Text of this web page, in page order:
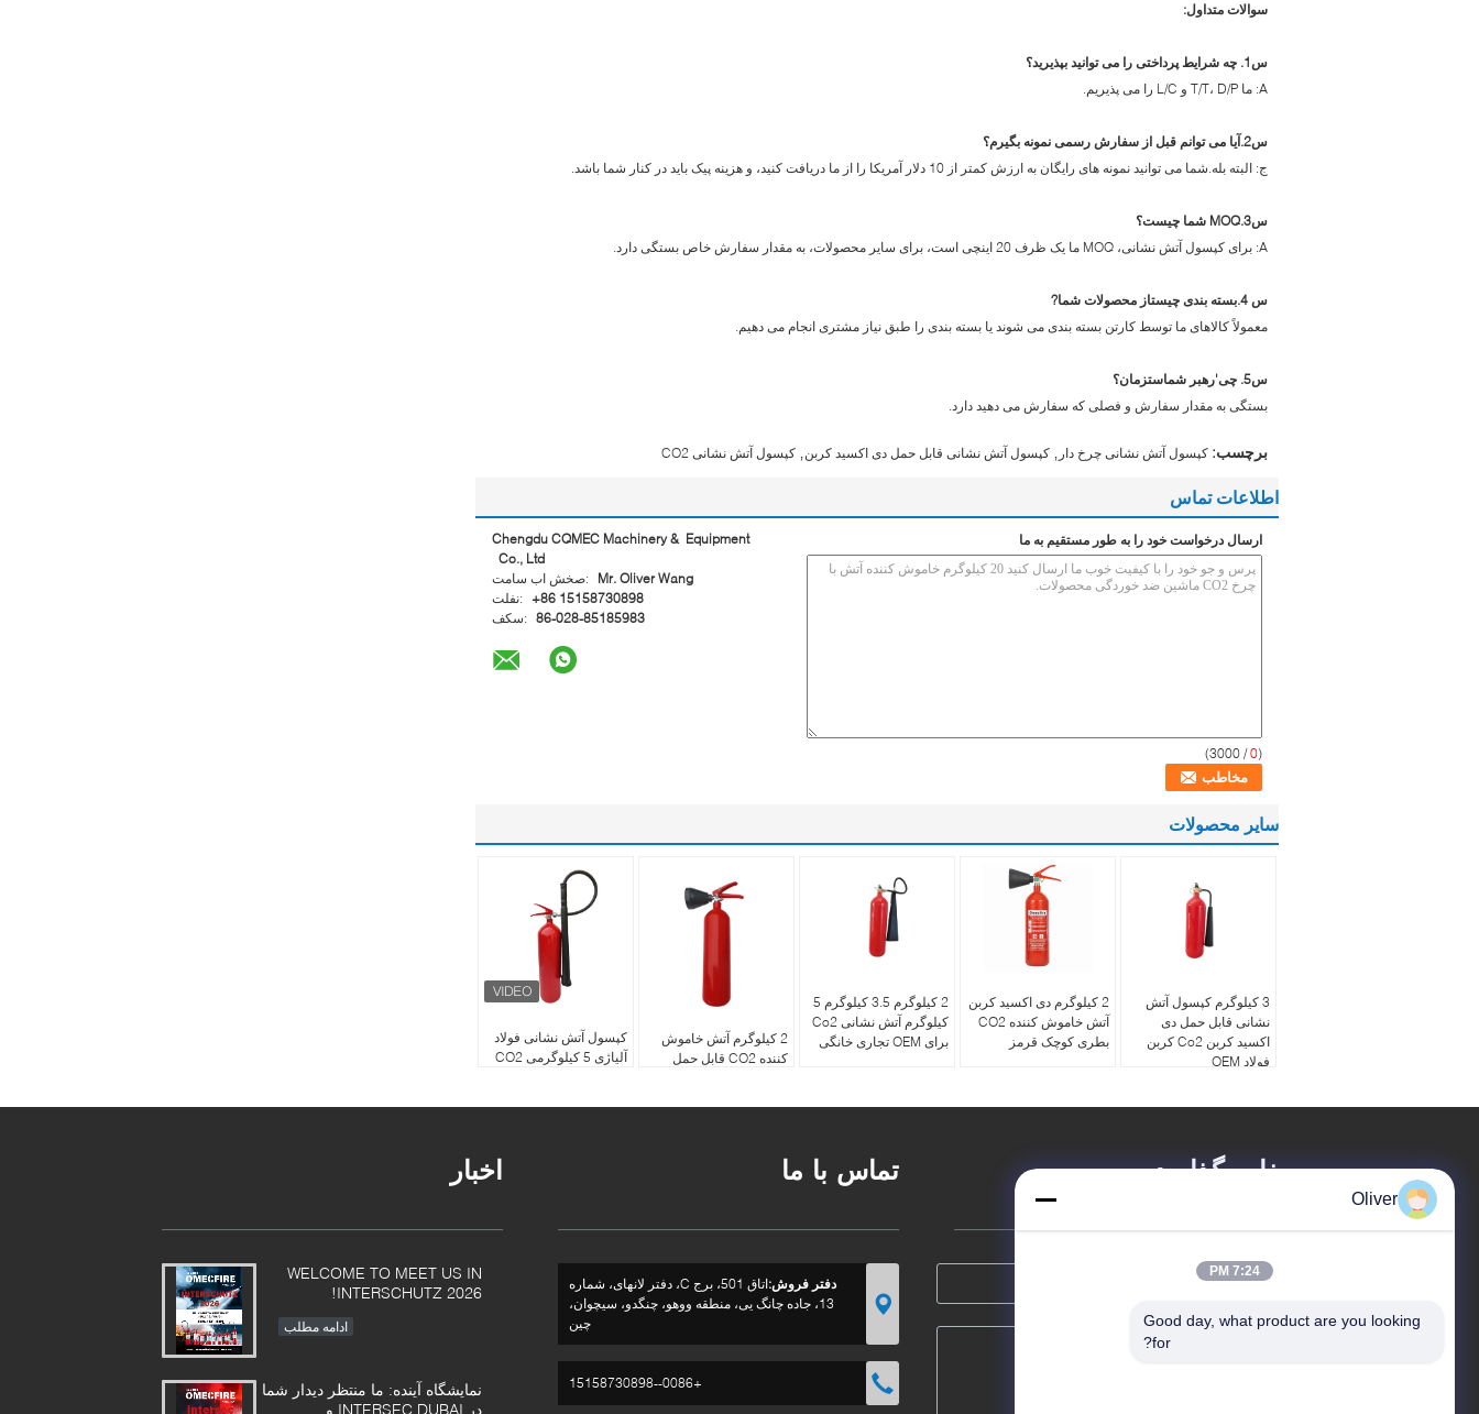
سوالات متداول:
س1
. چه شرایط پرداختی را می توانید بپذیرید؟
A: ما T/T، D/P و L/C را می پذیریم.
س2
.آیا می توانم قبل از سفارش رسمی نمونه بگیرم؟
ج: البته بله.شما می توانید نمونه های رایگان به ارزش کمتر از 10 دلار آمریکا را از ما دریافت کنید، و هزینه پیک باید در کنار شما باشد.
س3.MOQ شما چیست؟
A: برای کپسول آتش نشانی، MOQ ما یک ظرف 20 اینچی است، برای سایر محصولات، به مقدار سفارش خاص بستگی دارد.
س 4. بسته بندی چیستاز محصولات شما?
معمولاً کالاهای ما توسط کارتن بسته بندی می شوند یا بسته بندی را طبق نیاز مشتری انجام می دهیم.
س5. چی'رهبر شماستزمان؟
بستگی به مقدار سفارش و فصلی که سفارش می دهید دارد.
برچسب: کپسول آتش نشانی چرخ دار کپسول آتش نشانی قابل حمل دی اکسید کربن کپسول آتش نشانی CO2
اطلاعات تماس
Chengdu CQMEC Machinery & Equipment
Co., Ltd
تماس با شخص:
Mr. Oliver Wang
تلفن:
+86 15158730898
فکس: 86-028-85185983
ارسال درخواست خود را به طور مستقیم به ما
(
0
/ 3000)
سایر محصولات
کپسول آتش نشانی فولاد
آلیاژی 5 کیلوگرمی CO2
2 کیلوگرم آتش خاموش
کننده CO2 قابل حمل
2 کیلوگرم 3.5 کیلوگرم 5
کیلوگرم آتش نشانی Co2
برای OEM تجاری خانگی
2 کیلوگرم دی اکسید کربن
آتش خاموش کننده CO2
بطری کوچک قرمز
3 کیلوگرم کپسول آتش
نشانی قابل حمل دی
اکسید کربن Co2 کربن
فولاد OEM
اخبار
WELCOME TO MEET US IN
INTERSCHUTZ 2026!
ادامه مطلب
نمایشگاه آینده: ما منتظر دیدار شما
در INTERSEC DUBAI و
تماس با ما
دفتر فروش:
اتاق 501، برج C، دفتر لانهای، شماره
13، جاده چانگ یی، منطقه ووهو، چنگدو، سیچوان،
چین
+0086--15158730898
پیغام بگذارید
Oliver
7:24 PM
Good day, what product are you looking
for?